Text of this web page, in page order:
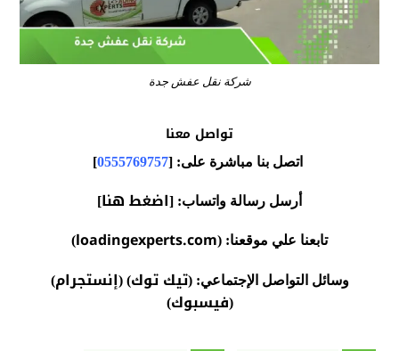
شركة نقل عفش جدة
تواصل معنا
اتصل بنا مباشرة على: [0555769757
]
أرسل رسالة واتساب: [اضغط هنا]
تابعنا علي موقعنا: (loadingexperts.com
)
وسائل التواصل الإجتماعي: (تيك توك) (إنستجرام)
(فيسبوك)